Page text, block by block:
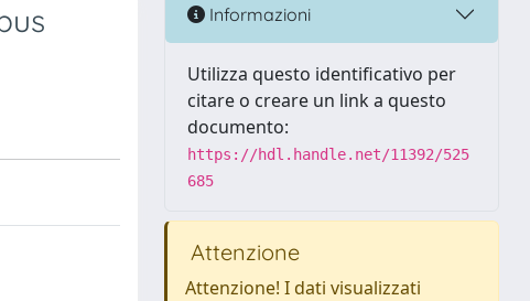
Informazioni
Utilizza questo identificativo per
citare o creare un link a questo
documento:
https://hdl.handle.net/11392/525
685
Attenzione
Attenzione! I dati visualizzati